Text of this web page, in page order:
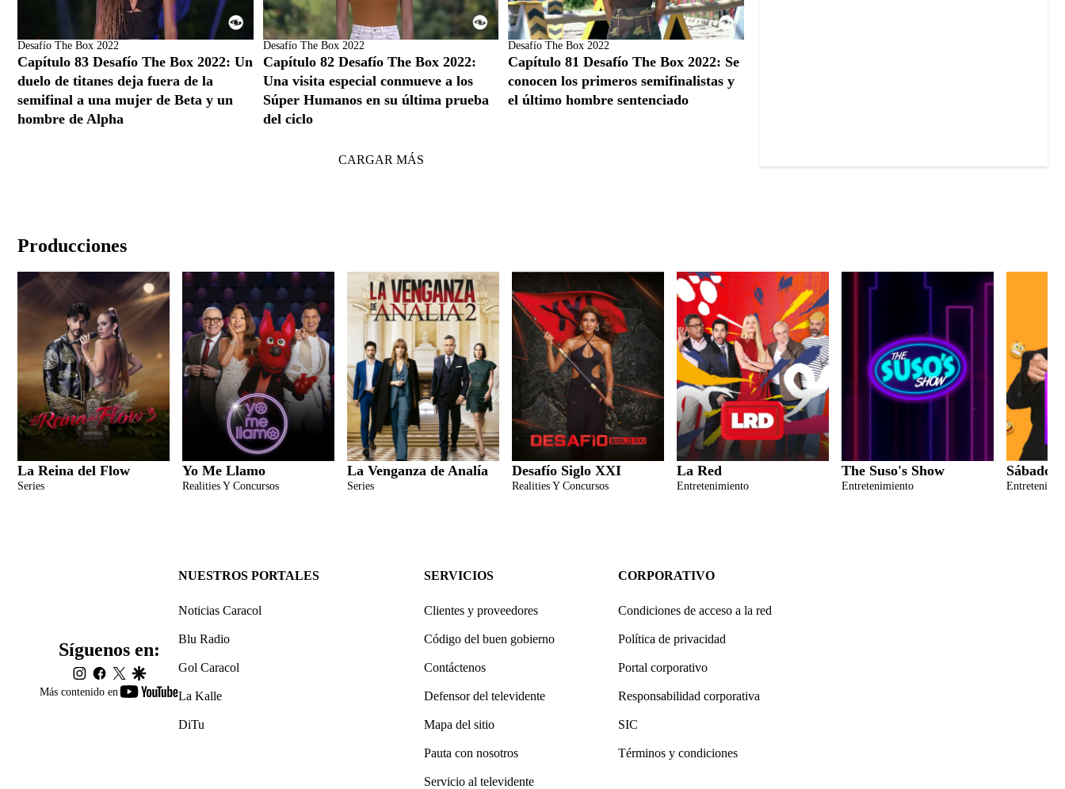
Desafío The Box 2022
Capítulo 83 Desafío The Box 2022: Un
duelo de titanes deja fuera de la
semifinal a una mujer de Beta y un
hombre de Alpha
Desafío The Box 2022
Capítulo 82 Desafío The Box 2022:
Una visita especial conmueve a los
Súper Humanos en su última prueba
del ciclo
Desafío The Box 2022
Capítulo 81 Desafío The Box 2022: Se
conocen los primeros semifinalistas y
el último hombre sentenciado
CARGAR MÁS
Producciones
La Reina del Flow
Series
Yo Me Llamo
Realities Y Concursos
La Venganza de Analía
Series
Desafío Siglo XXI
Realities Y Concursos
La Red
Entretenimiento
The Suso's Show
Entretenimiento
Sábados
Más contenido en
youtube-
Síguenos en:
instagram
facebook
twittergoogle
NUESTROS PORTALES
Noticias Caracol
Blu Radio
Gol Caracol
La Kalle
DiTu
SERVICIOS
Clientes y proveedores
Código del buen gobierno
Contáctenos
Defensor del televidente
Mapa del sitio
Pauta con nosotros
Servicio al televidente
CORPORATIVO
Condiciones de acceso a la red
Política de privacidad
Portal corporativo
Responsabilidad corporativa
SIC
Términos y condiciones